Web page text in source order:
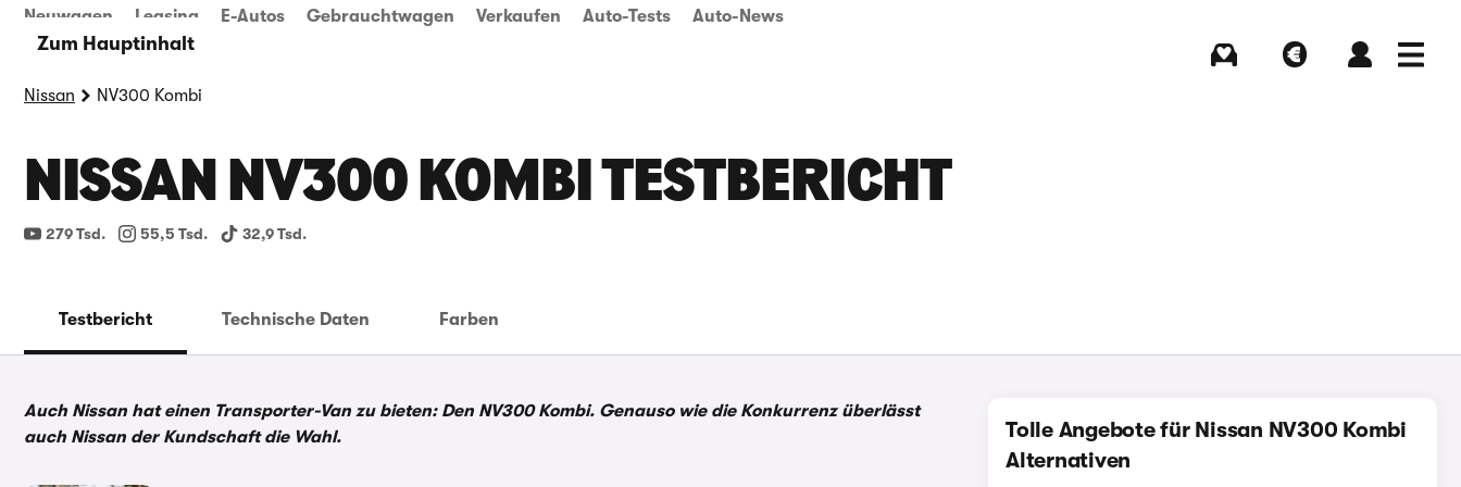
Zum Hauptinhalt
Neuwagen Leasing E-Autos Gebrauchtwagen Verkaufen Auto-Tests Auto-News
Nissan NV300 Kombi
NISSAN NV300 KOMBI TESTBERICHT
279 Tsd. 55,5 Tsd. 32,9 Tsd.
Testbericht Technische Daten Farben
Auch Nissan hat einen Transporter-Van zu bieten: Den NV300 Kombi. Genauso wie die Konkurrenz überlässt
auch Nissan der Kundschaft die Wahl.
Tolle Angebote für Nissan NV300 Kombi
Alternativen